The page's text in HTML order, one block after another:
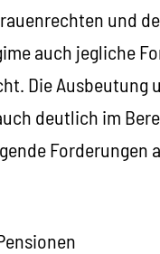
und
auch jegliche
Die Ausbeutung
deutlich im
Forderungen